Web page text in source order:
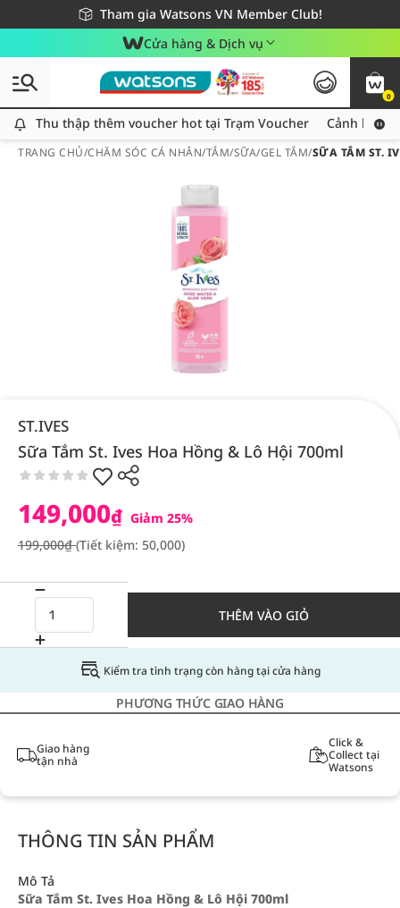
Tham gia Watsons VN Member Club!
Miễn phí giao hàng cho đơn hàng từ 249,000Đ
Giao hàng nhanh 24h - Áp dụng khu vực TP. Hồ Chí Minh
Cửa hàng & Dịch vụ
0
Thu thập thêm voucher hot tại Trạm Voucher
Thu thập thêm voucher hot tại Trạm Voucher Cảnh báo
TRANG CHỦ/CHĂM SÓC CÁ NHÂN/TẮM/SỮA/GEL TẮM/SỮA TẮM ST.
ST.IVES
Sữa Tắm St. Ives Hoa Hồng & Lô Hội 700ml
149,000₫ Giảm 25%
199,000₫(Tiết kiệm: 50,000)
THÊM VÀO GIỎ
Kiểm tra tình trạng còn hàng tại cửa hàng
PHƯƠNG THỨC GIAO HÀNG
Giao hàng
tận nhà
Click &
Collect tại
Watsons
THÔNG TIN SẢN PHẨM
Mô Tả
Sữa Tắm St. Ives Hoa Hồng & Lô Hội 700ml